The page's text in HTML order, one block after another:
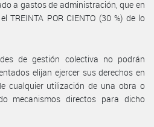
a gastos de administración, que en
TREINTA POR CIENTO (30 %) de lo
de gestión colectiva no podrán
elijan ejercer sus derechos en
cualquier utilización de una obra o
mecanismos directos para dicho